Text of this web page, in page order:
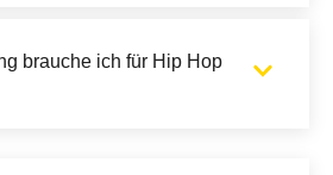
brauche ich für Hip Hop